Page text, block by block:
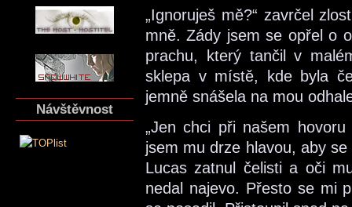
Návštěvnost
„Ignoruješ mě?“ zavrčel
mně. Zády jsem se opřel o
prachu, který tančil v
sklepa v místě, kde byla
jemně snášela na mou
„Jen chci při našem
jsem mu drze hlavou, aby
Lucas zatnul čelisti a oči
nedal najevo. Přesto se mi